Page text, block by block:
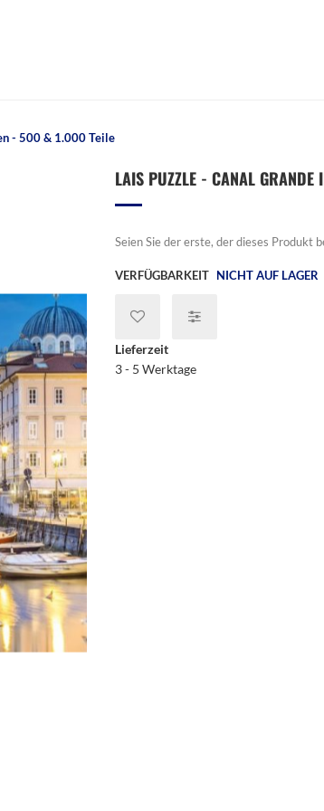
- 500 & 1.000 Teile
LAIS PUZZLE - CANAL
Seien Sie der erste, der dieses Produkt
VERFÜGBARKEIT NICHT AUF LAGER
Lieferzeit
3 - 5 Werktage